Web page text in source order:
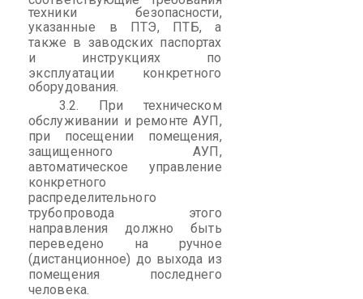
техники безопасности,
указанные в ПТЭ, ПТБ, а
также в заводских паспортах
и инструкциях по
эксплуатации конкретного
оборудования.
3.2.
При техническом
обслуживании и ремонте АУП,
при посещении помещения,
защищенного АУП,
автоматическое управление
конкретного
распределительного
трубопровода этого
направления должно быть
переведено на ручное
(дистанционное) до выхода из
помещения последнего
человека.